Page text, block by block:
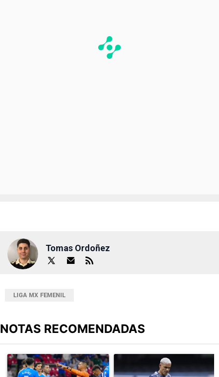
Tomas Ordoñez
LIGA MX FEMENIL
NOTAS RECOMENDADAS
Un artículo de tendencia con el título "Cruz Azul 2-3 Atlante:
Un artículo de tendencia con